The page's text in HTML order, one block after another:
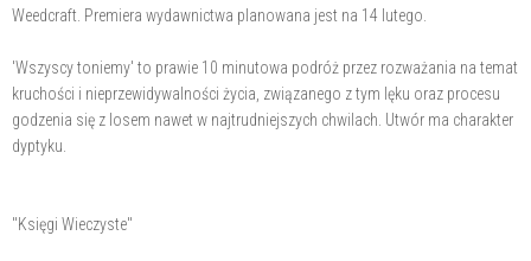
Weedcraft. Premiera wydawnictwa planowana jest na 14 lutego.
'Wszyscy toniemy' to prawie 10 minutowa podróż przez rozważania na temat
kruchości i nieprzewidywalności życia, związanego z tym lęku oraz procesu
godzenia się z losem nawet w najtrudniejszych chwilach. Utwór ma charakter
dyptyku.
"Księgi Wieczyste"